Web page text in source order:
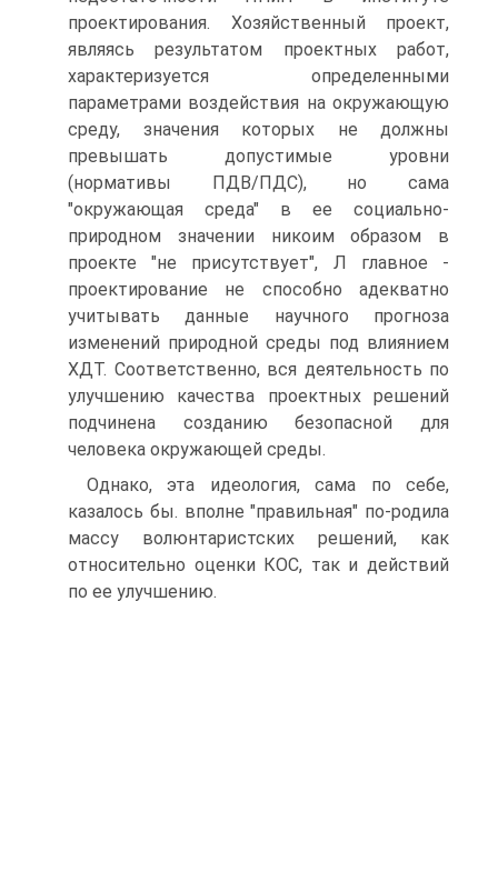
проектирования. Хозяйственный проект,
являясь результатом проектных работ,
характеризуется определенными
параметрами воздействия на окружающую
среду, значения которых не должны
превышать допустимые уровни
(нормативы ПДВ/ПДС), но сама
"окружающая среда" в ее социально-
природном значении никоим образом в
проекте "не присутствует", Л главное -
проектирование не способно адекватно
учитывать данные научного прогноза
изменений природной среды под влиянием
ХДТ. Соответственно, вся деятельность по
улучшению качества проектных решений
подчинена созданию безопасной для
человека окружающей среды.
Однако, эта идеология, сама по себе,
казалось бы. вполне "правильная" по-родила
массу волюнтаристских решений, как
относительно оценки КОС, так и действий
по ее улучшению.